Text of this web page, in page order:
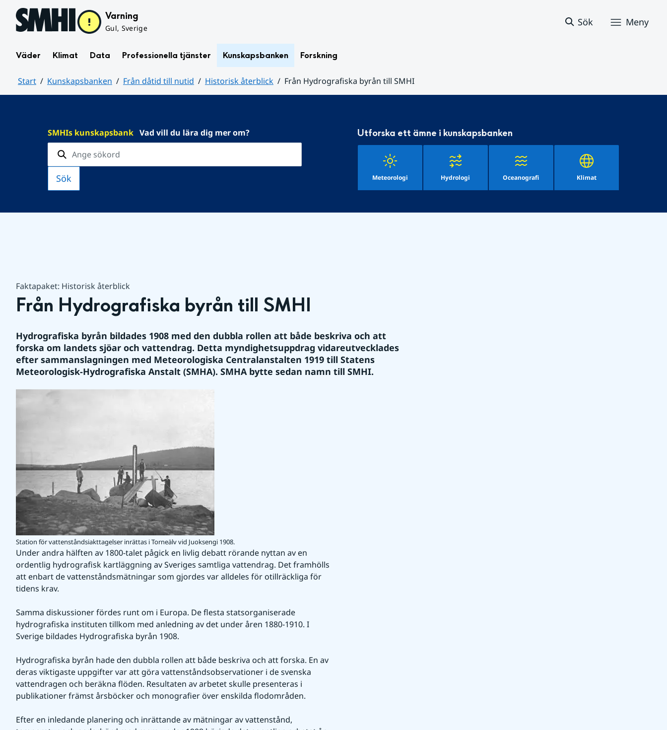
Hoppa till sidans innehåll Varning
Gul, Sverige
Sök Meny
Väder Klimat Data Professionella tjänster Kunskapsbanken Forskning
Start Kunskapsbanken Från dåtid till nutid Historisk återblick
Från Hydrografiska byrån till SMHI
SMHIs kunskapsbank Vad vill du lära dig mer om? Utforska ett ämne i kunskapsbanken
Meteorologi Hydrologi Oceanografi Klimat
Faktapaket: Historisk återblick
Från Hydrografiska byrån till SMHI
Hydrografiska byrån bildades 1908 med den dubbla rollen att både beskriva och att
forska om landets sjöar och vattendrag. Detta myndighetsuppdrag vidareutvecklades
efter sammanslagningen med Meteorologiska Centralanstalten 1919 till Statens
Meteorologisk-Hydrografiska Anstalt (SMHA). SMHA bytte sedan namn till SMHI.
Station för vattenståndsiakttagelser inrättas i Torneälv vid Juoksengi 1908.
Under andra hälften av 1800-talet pågick en livlig debatt rörande nyttan av en
ordentlig hydrografisk kartläggning av Sveriges samtliga vattendrag. Det framhölls
att enbart de vattenståndsmätningar som gjordes var alldeles för otillräckliga för
tidens krav.
Samma diskussioner fördes runt om i Europa. De flesta statsorganiserade
hydrografiska instituten tillkom med anledning av det under åren 1880-1910. I
Sverige bildades Hydrografiska byrån 1908.
Hydrografiska byrån hade den dubbla rollen att både beskriva och att forska. En av
deras viktigaste uppgifter var att göra vattenståndsobservationer i de svenska
vattendragen och beräkna flöden. Resultaten av arbetet skulle presenteras i
publikationer främst årsböcker och monografier över enskilda flodområden.
Efter en inledande planering och inrättande av mätningar av vattenstånd,